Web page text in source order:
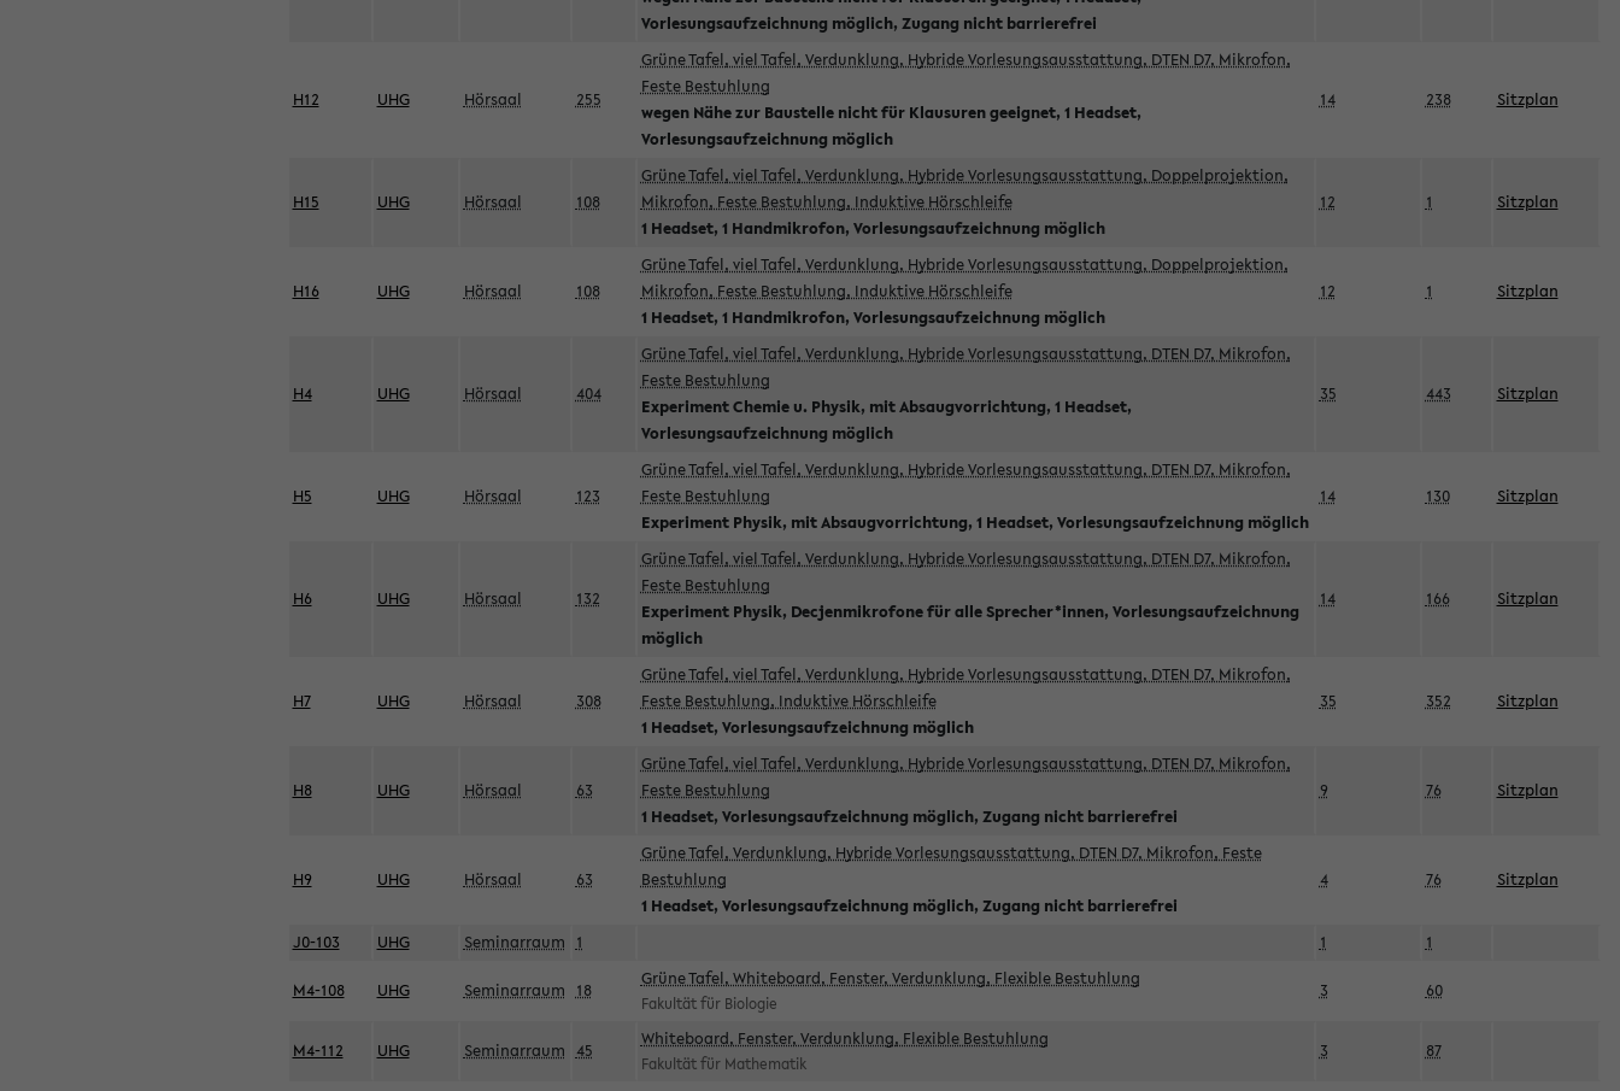
Vorlesungsaufzeichnung möglich, Zugang nicht barrierefrei
H12 UHG Hörsaal 255
Grüne Tafel, viel Tafel, Verdunklung, Hybride Vorlesungsausstattung, DTEN D7, Mikrofon,
Feste Bestuhlung
wegen Nähe zur Baustelle nicht für Klausuren geeignet, 1 Headset,
Vorlesungsaufzeichnung möglich
14 238 Sitzplan
H15 UHG Hörsaal 108
Grüne Tafel, viel Tafel, Verdunklung, Hybride Vorlesungsausstattung, Doppelprojektion,
Mikrofon, Feste Bestuhlung, Induktive Hörschleife
1 Headset, 1 Handmikrofon, Vorlesungsaufzeichnung möglich
12 1 Sitzplan
H16 UHG Hörsaal 108
Grüne Tafel, viel Tafel, Verdunklung, Hybride Vorlesungsausstattung, Doppelprojektion,
Mikrofon, Feste Bestuhlung, Induktive Hörschleife
1 Headset, 1 Handmikrofon, Vorlesungsaufzeichnung möglich
12 1 Sitzplan
H4 UHG Hörsaal 404
Grüne Tafel, viel Tafel, Verdunklung, Hybride Vorlesungsausstattung, DTEN D7, Mikrofon,
Feste Bestuhlung
Experiment Chemie u. Physik, mit Absaugvorrichtung, 1 Headset,
Vorlesungsaufzeichnung möglich
35 443 Sitzplan
H5 UHG Hörsaal 123
Grüne Tafel, viel Tafel, Verdunklung, Hybride Vorlesungsausstattung, DTEN D7, Mikrofon,
Feste Bestuhlung
Experiment Physik, mit Absaugvorrichtung, 1 Headset, Vorlesungsaufzeichnung möglich
14 130 Sitzplan
H6 UHG Hörsaal 132
Grüne Tafel, viel Tafel, Verdunklung, Hybride Vorlesungsausstattung, DTEN D7, Mikrofon,
Feste Bestuhlung
Experiment Physik, Decjenmikrofone für alle Sprecher*innen, Vorlesungsaufzeichnung
möglich
14 166 Sitzplan
H7 UHG Hörsaal 308
Grüne Tafel, viel Tafel, Verdunklung, Hybride Vorlesungsausstattung, DTEN D7, Mikrofon,
Feste Bestuhlung, Induktive Hörschleife
1 Headset, Vorlesungsaufzeichnung möglich
35 352 Sitzplan
H8 UHG Hörsaal 63
Grüne Tafel, viel Tafel, Verdunklung, Hybride Vorlesungsausstattung, DTEN D7, Mikrofon,
Feste Bestuhlung
1 Headset, Vorlesungsaufzeichnung möglich, Zugang nicht barrierefrei
9 76 Sitzplan
H9 UHG Hörsaal 63
Grüne Tafel, Verdunklung, Hybride Vorlesungsausstattung, DTEN D7, Mikrofon, Feste
Bestuhlung
1 Headset, Vorlesungsaufzeichnung möglich, Zugang nicht barrierefrei
4 76 Sitzplan
J0-103 UHG Seminarraum 1 1 1
M4-108 UHG Seminarraum 18
Grüne Tafel, Whiteboard, Fenster, Verdunklung, Flexible Bestuhlung
Fakultät für Biologie
3 60
M4-112 UHG Seminarraum 45
Whiteboard, Fenster, Verdunklung, Flexible Bestuhlung
Fakultät für Mathematik
3 87